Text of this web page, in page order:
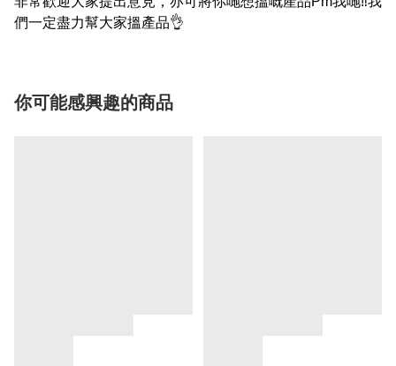
們一定盡力幫大家搵產品👌
你可能感興趣的商品